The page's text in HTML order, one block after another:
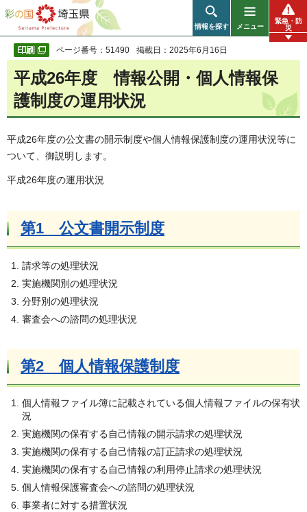
彩の国 埼玉県
情報を探す メニュー
緊急・防
災
ページ番号：51490 掲載日：2025年6月16日
平成26年度 情報公開・個人情報保
護制度の運用状況
平成26年度の公文書の開示制度や個人情報保護制度の運用状況等に
ついて、御説明します。
平成26年度の運用状況
第1 公文書開示制度
請求等の処理状況
実施機関別の処理状況
分野別の処理状況
審査会への諮問の処理状況
第2 個人情報保護制度
個人情報ファイル簿に記載されている個人情報ファイルの保有状
況
実施機関の保有する自己情報の開示請求の処理状況
実施機関の保有する自己情報の訂正請求の処理状況
実施機関の保有する自己情報の利用停止請求の処理状況
個人情報保護審査会への諮問の処理状況
事業者に対する措置状況